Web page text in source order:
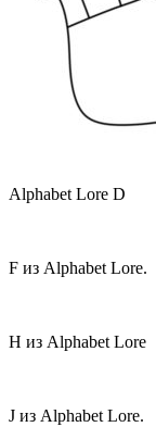
Alphabet Lore D
F из Alphabet Lore.
H из Alphabet Lore
J из Alphabet Lore.